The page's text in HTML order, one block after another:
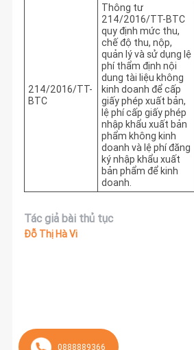
0888889366
214/2016/TT-
BTC
Thông tư
214/2016/TT-BTC
quy định mức thu,
chế độ thu, nộp,
quản lý và sử dụng lệ
phí thẩm định nội
dung tài liệu không
kinh doanh để cấp
giấy phép xuất bản,
lệ phí cấp giấy phép
nhập khẩu xuất bản
phẩm không kinh
doanh và lệ phí đăng
ký nhập khẩu xuất
bản phẩm để kinh
doanh.
Tác giả bài thủ tục
Đỗ Thị Hà Vi